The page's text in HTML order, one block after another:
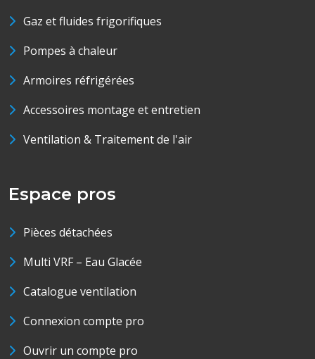
Gaz et fluides frigorifiques
Pompes à chaleur
Armoires réfrigérées
Accessoires montage et entretien
Ventilation & Traitement de l'air
Espace pros
Pièces détachées
Multi VRF – Eau Glacée
Catalogue ventilation
Connexion compte pro
Ouvrir un compte pro